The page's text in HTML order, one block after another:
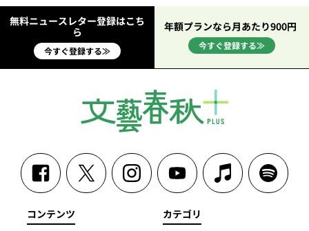
無料ニュースレター登録はこち
ら
今すぐ登録する≫
年額プランなら月あたり900円
今すぐ登録する≫
コンテンツ カテゴリ